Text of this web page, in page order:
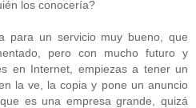
los conocería?
para un servicio muy bueno, que
pero con mucho futuro y
en Internet, empiezas a tener un
la ve, la copia y pone un anuncio
es una empresa grande, quizá